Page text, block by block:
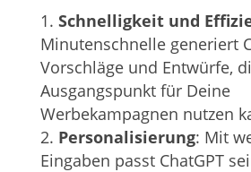
Schnelligkeit und
Minutenschnelle generiert
Vorschläge und Entwürfe,
Ausgangspunkt für Deine
Werbekampagnen nutzen
Personalisierung: Mit
Eingaben passt ChatGPT